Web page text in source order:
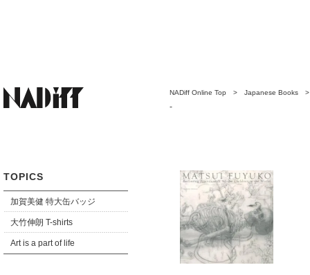
TOPICS
加賀美健 特大缶バッジ
大竹伸朗 T-shirts
Art is a part of life
NADiff Online Top > Japanese Books
-